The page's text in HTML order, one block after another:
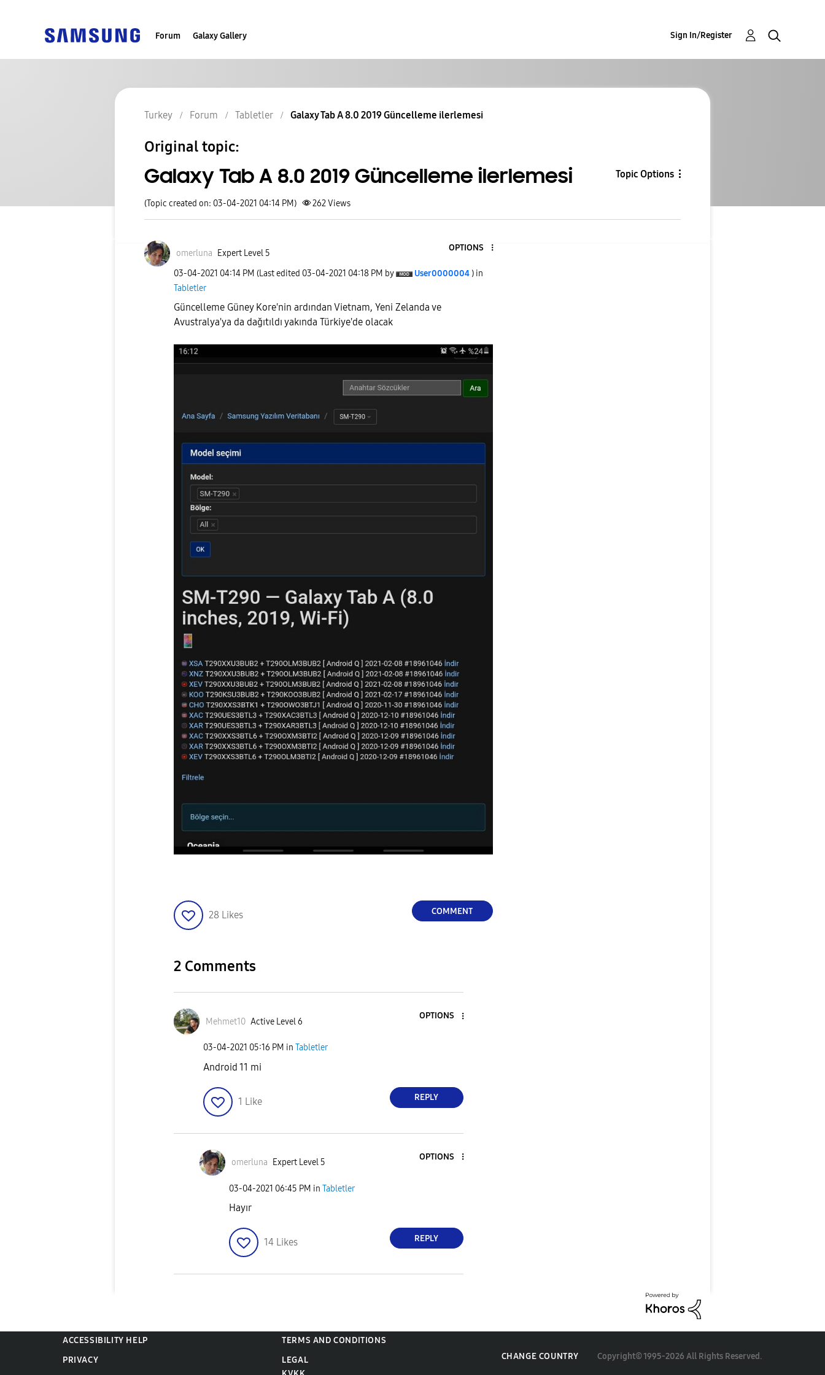
Forum Galaxy Gallery Sign In/Register
Turkey Forum Tabletler Galaxy Tab A 8.0 2019 Güncelleme ilerlemesi
Original topic:
Galaxy Tab A 8.0 2019 Güncelleme ilerlemesi Topic Options
(Topic created on: 03-04-2021 04:14 PM) 262Views
omerluna Expert Level 5
OPTIONS
‎03-04-2021 04:14 PM (Last edited ‎03-04-2021 04:18 PM by User0000004 ) in
Tabletler
Güncelleme Güney Kore'nin ardından Vietnam, Yeni Zelanda ve
Avustralya'ya da dağıtıldı yakında Türkiye'de olacak
28 Likes COMMENT
2 Comments
Mehmet10 Active Level 6
OPTIONS
‎03-04-2021 05:16 PM in Tabletler
Android 11 mi
1 Like REPLY
omerluna Expert Level 5
OPTIONS
‎03-04-2021 06:45 PM in Tabletler
Hayır
14 Likes REPLY
ACCESSIBILITY HELP
TERMS AND CONDITIONS
PRIVACY
LEGAL
CHANGE COUNTRY Copyright© 1995-2026 All Rights Reserved.